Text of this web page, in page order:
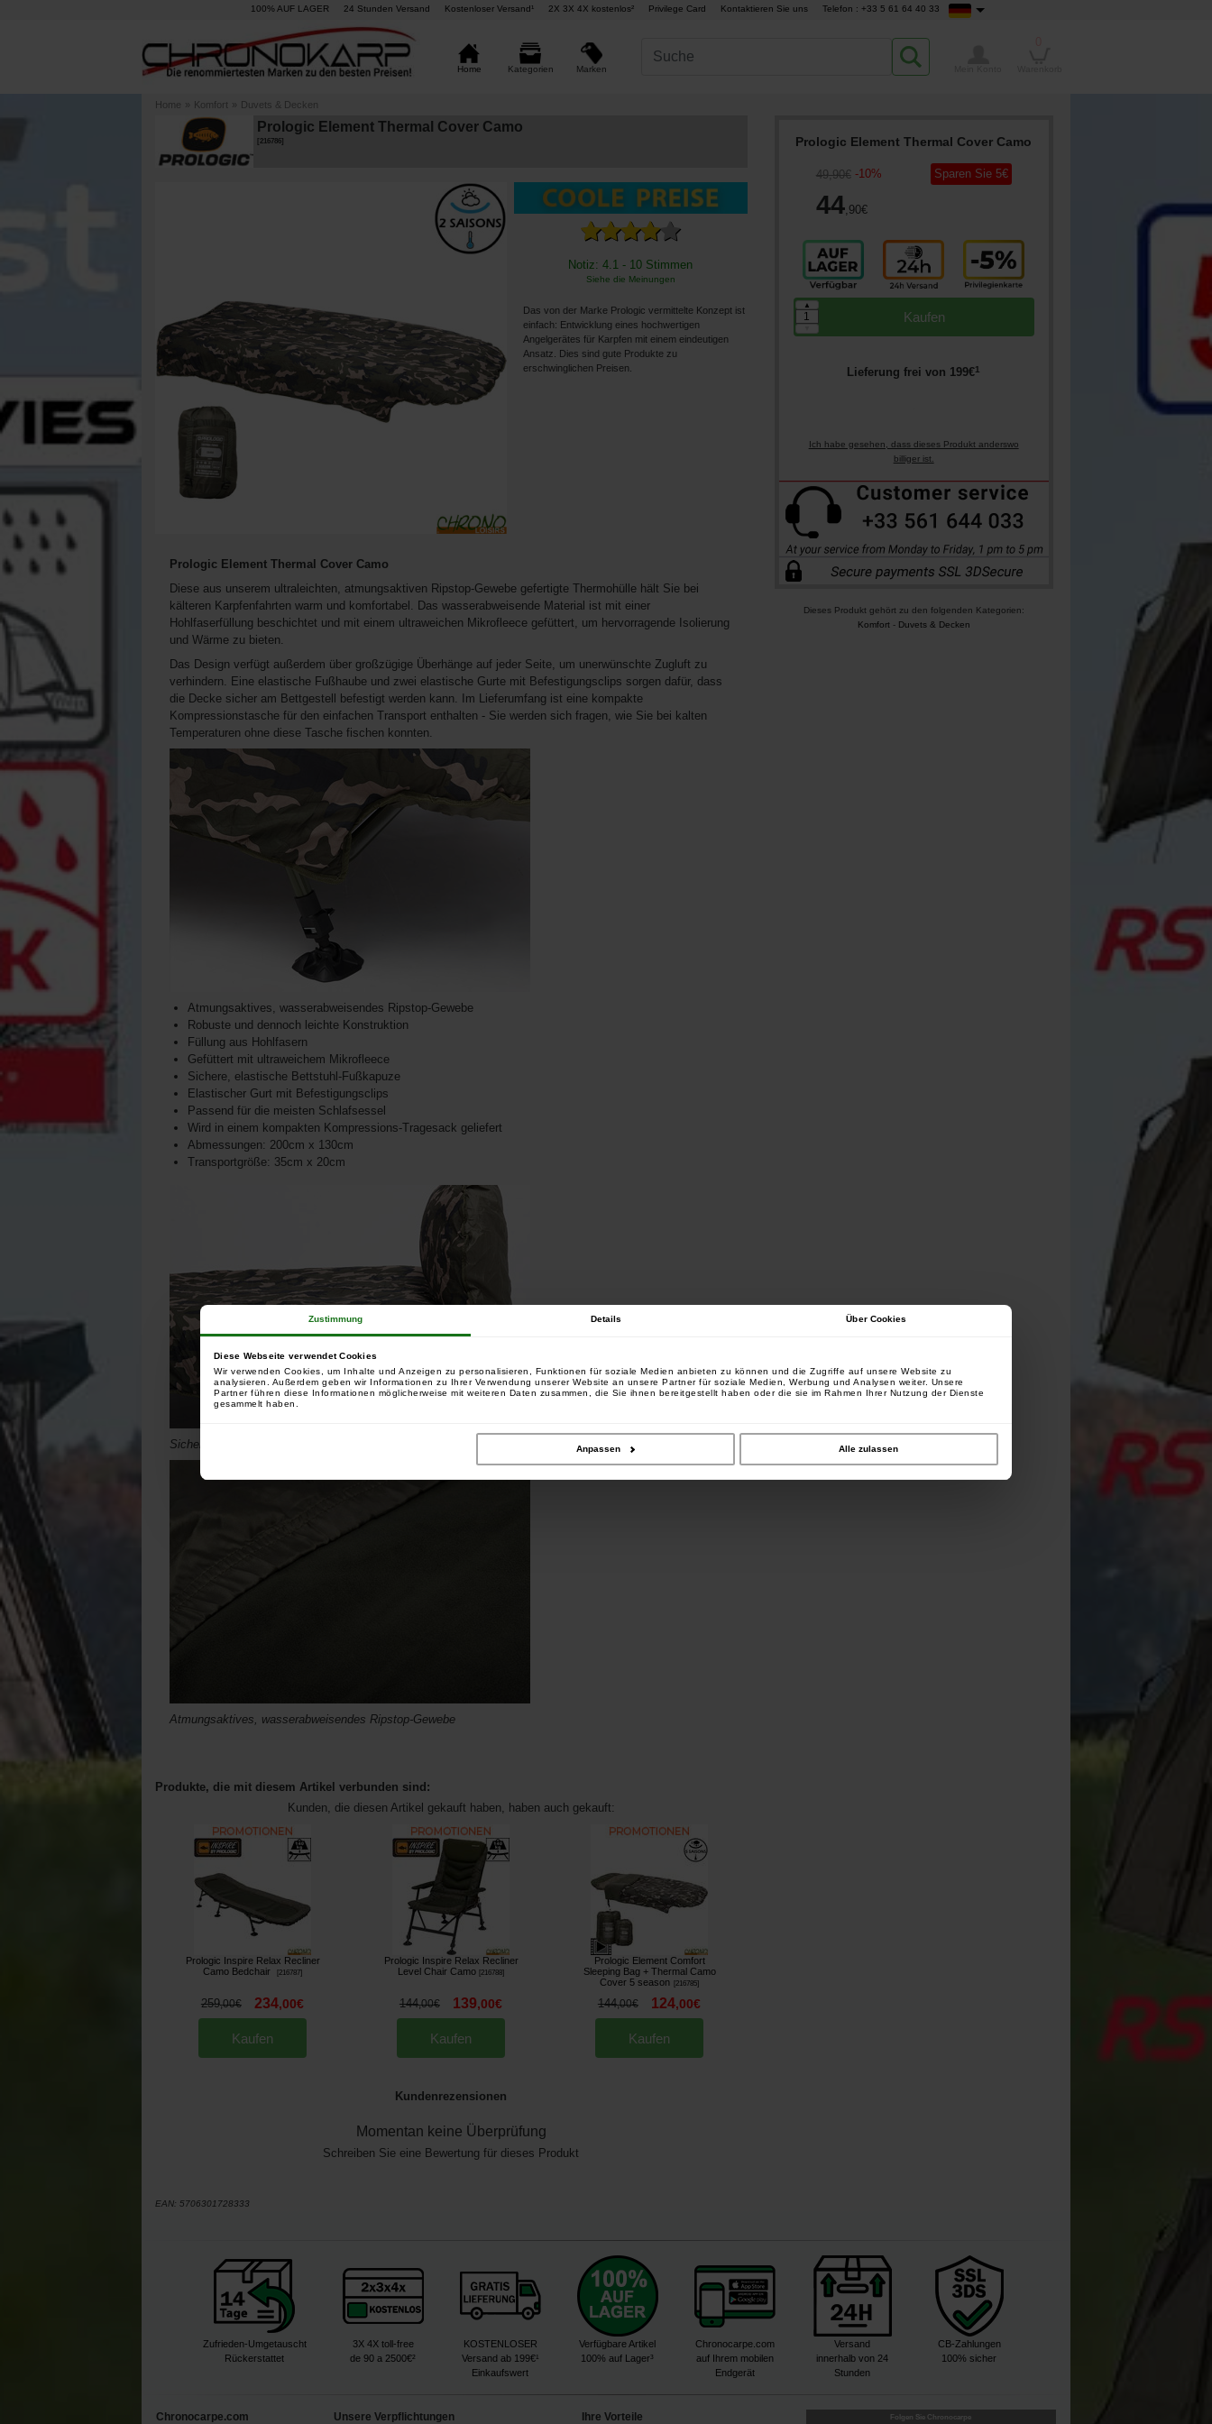
Zustimmung Details Über Cookies
Diese Webseite verwendet Cookies
Wir verwenden Cookies, um Inhalte und Anzeigen zu personalisieren, Funktionen für soziale Medien anbieten zu können und die Zugriffe auf unsere Website zu
analysieren. Außerdem geben wir Informationen zu Ihrer Verwendung unserer Website an unsere Partner für soziale Medien, Werbung und Analysen weiter. Unsere
Partner führen diese Informationen möglicherweise mit weiteren Daten zusammen, die Sie ihnen bereitgestellt haben oder die sie im Rahmen Ihrer Nutzung der Dienste
gesammelt haben.
Anpassen Alle zulassen
100% AUF LAGER 24 Stunden Versand Kostenloser Versand¹ 2X 3X 4X kostenlos² Privilege Card Kontaktieren Sie uns Telefon : +33 5 61 64 40 33
Home Kategorien Marken
Home » Komfort » Duvets & Decken
Prologic Element Thermal Cover Camo
216786]
Notiz: 4.1 - 10 Stimmen
Siehe die Meinungen
Das von der Marke Prologic vermittelte Konzept ist
einfach: Entwicklung eines hochwertigen
Angelgerätes für Karpfen mit einem eindeutigen
Ansatz. Dies sind gute Produkte zu
erschwinglichen Preisen.
Prologic Element Thermal Cover Camo
49,90€ -10%
44,90€
Sparen Sie 5€
Kaufen
▲
Lieferung frei von 199€1
Ich habe gesehen, dass dieses Produkt anderswo
billiger ist.
Dieses Produkt gehört zu den folgenden Kategorien:
Komfort- Duvets & Decken
Prologic Element Thermal Cover Camo
Diese aus unserem ultraleichten, atmungsaktiven Ripstop-Gewebe gefertigte Thermohülle hält Sie bei
kälteren Karpfenfahrten warm und komfortabel. Das wasserabweisende Material ist mit einer
Hohlfaserfüllung beschichtet und mit einem ultraweichen Mikrofleece gefüttert, um hervorragende Isolierung
und Wärme zu bieten.
Das Design verfügt außerdem über großzügige Überhänge auf jeder Seite, um unerwünschte Zugluft zu
verhindern. Eine elastische Fußhaube und zwei elastische Gurte mit Befestigungsclips sorgen dafür, dass
die Decke sicher am Bettgestell befestigt werden kann. Im Lieferumfang ist eine kompakte
Kompressionstasche für den einfachen Transport enthalten - Sie werden sich fragen, wie Sie bei kalten
Temperaturen ohne diese Tasche fischen konnten.
Atmungsaktives, wasserabweisendes Ripstop-Gewebe
Robuste und dennoch leichte Konstruktion
Füllung aus Hohlfasern
Gefüttert mit ultraweichem Mikrofleece
Sichere, elastische Bettstuhl-Fußkapuze
Elastischer Gurt mit Befestigungsclips
Passend für die meisten Schlafsessel
Wird in einem kompakten Kompressions-Tragesack geliefert
Abmessungen: 200cm x 130cm
Transportgröße: 35cm x 20cm
Sichere elastische Bettstuhl-Fußhaube
Atmungsaktives, wasserabweisendes Ripstop-Gewebe
Produkte, die mit diesem Artikel verbunden sind:
Kunden, die diesen Artikel gekauft haben, haben auch gekauft:
Prologic Inspire Relax Recliner
Camo Bedchair
216787]
259,00€ 234,00€
Kaufen
Prologic Inspire Relax Recliner
Level Chair Camo [216788]
144,00€ 139,00€
Kaufen
Prologic Element Comfort
Sleeping Bag + Thermal Camo
Cover 5 season
216785]
144,00€ 124,00€
Kaufen
Kundenrezensionen
Momentan keine Überprüfung
Schreiben Sie eine Bewertung für dieses Produkt
EAN: 5706301728333
Zufrieden-Umgetauscht
Rückerstattet
3X 4X toll-free
de 90 a 2500€²
KOSTENLOSER
Versand ab 199€¹
Einkaufswert
Verfügbare Artikel
100% auf Lager³
Chronocarpe.com
auf Ihrem mobilen
Endgerät
Versand
innerhalb von 24
Stunden
CB-Zahlungen
100% sicher
Chronocarpe.com Unsere Verpflichtungen Ihre Vorteile Folgen Sie Chronocarpe